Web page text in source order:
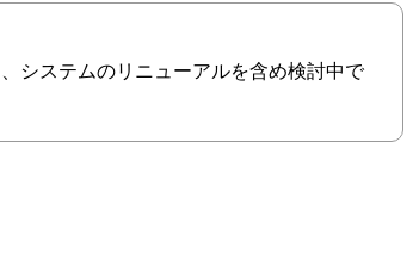
システムのリニューアルを含め検討中で